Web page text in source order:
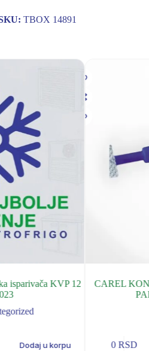
TBOX 14891
isparivača KVP 12
Dodaj u korpu
CAREL
0 RSD